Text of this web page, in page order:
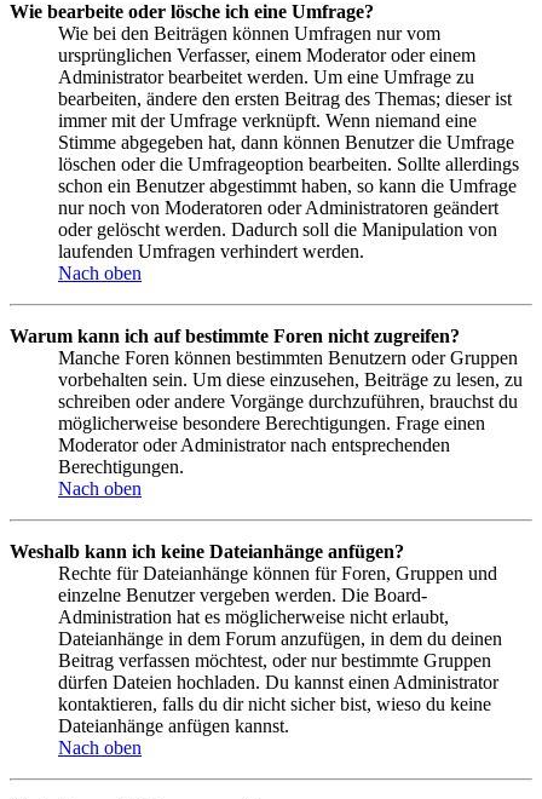
Wie bearbeite oder lösche ich eine Umfrage?
Wie bei den Beiträgen können Umfragen nur vom
ursprünglichen Verfasser, einem Moderator oder einem
Administrator bearbeitet werden. Um eine Umfrage zu
bearbeiten, ändere den ersten Beitrag des Themas; dieser ist
immer mit der Umfrage verknüpft. Wenn niemand eine
Stimme abgegeben hat, dann können Benutzer die Umfrage
löschen oder die Umfrageoption bearbeiten. Sollte allerdings
schon ein Benutzer abgestimmt haben, so kann die Umfrage
nur noch von Moderatoren oder Administratoren geändert
oder gelöscht werden. Dadurch soll die Manipulation von
laufenden Umfragen verhindert werden.
Nach oben
Warum kann ich auf bestimmte Foren nicht zugreifen?
Manche Foren können bestimmten Benutzern oder Gruppen
vorbehalten sein. Um diese einzusehen, Beiträge zu lesen, zu
schreiben oder andere Vorgänge durchzuführen, brauchst du
möglicherweise besondere Berechtigungen. Frage einen
Moderator oder Administrator nach entsprechenden
Berechtigungen.
Nach oben
Weshalb kann ich keine Dateianhänge anfügen?
Rechte für Dateianhänge können für Foren, Gruppen und
einzelne Benutzer vergeben werden. Die Board-
Administration hat es möglicherweise nicht erlaubt,
Dateianhänge in dem Forum anzufügen, in dem du deinen
Beitrag verfassen möchtest, oder nur bestimmte Gruppen
dürfen Dateien hochladen. Du kannst einen Administrator
kontaktieren, falls du dir nicht sicher bist, wieso du keine
Dateianhänge anfügen kannst.
Nach oben